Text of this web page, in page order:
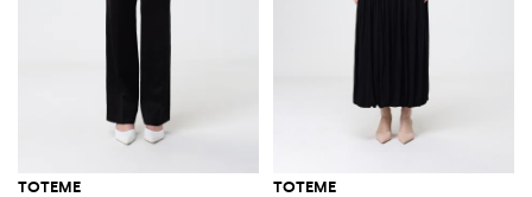
TOTEME TOTEME